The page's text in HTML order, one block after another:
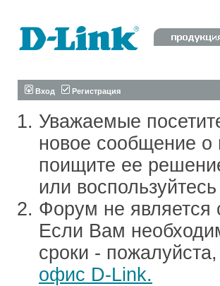
Вход Регистрация
Уважаемые
новое сообщение о
поищите ее
или
Форум не является
Если Вам
сроки -
офис D-Link.